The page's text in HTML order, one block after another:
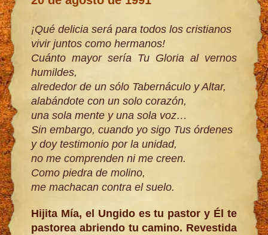
¡Qué delicia será para todos los cristianos
vivir juntos como hermanos!
Cuánto mayor sería Tu Gloria al vernos
humildes,
alrededor de un sólo Tabernáculo y Altar,
alabándote con un solo corazón,
una sola mente y una sola voz…
Sin embargo, cuando yo sigo Tus órdenes
y doy testimonio por la unidad,
no me comprenden ni me creen.
Como piedra de molino,
me machacan contra el suelo.
Hijita Mía, el Ungido es tu pastor y Él te
pastorea abriendo tu camino. Revestida